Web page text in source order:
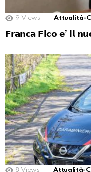
9 Views Attualità-
𝗙𝗿𝗮𝗻𝗰𝗮 𝗙𝗶𝗰𝗼 𝗲’ 𝗶𝗹
8 Views Attualità-